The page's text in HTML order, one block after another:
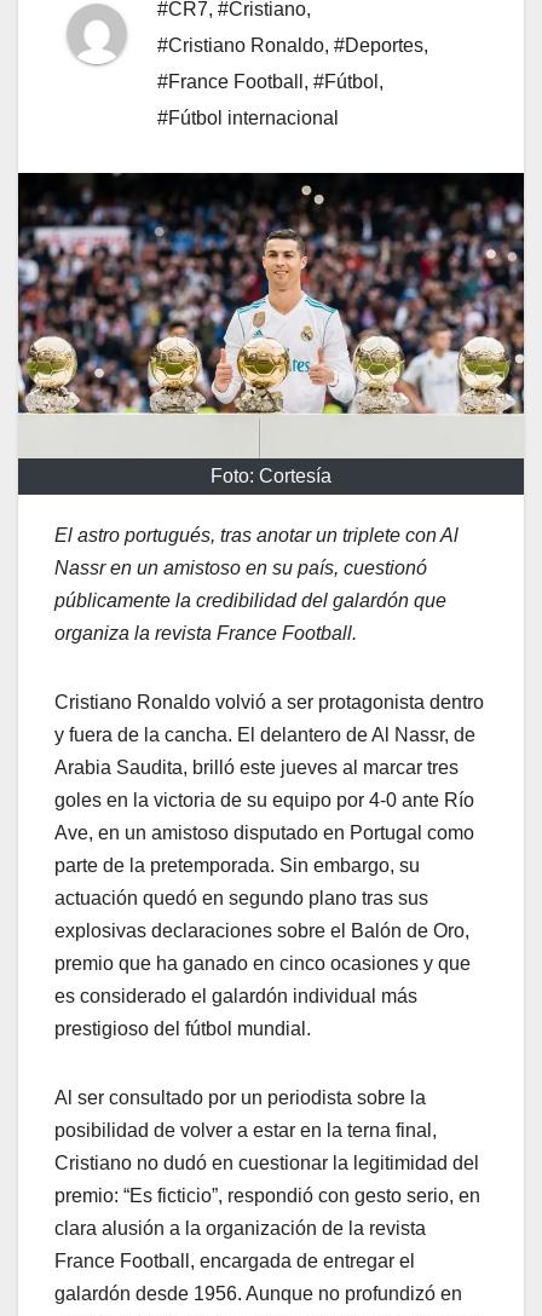
#CR7, #Cristiano,
#Cristiano Ronaldo, #Deportes,
#France Football , #Fútbol ,
#Fútbol internacional
Foto: Cortesía
El astro portugués, tras anotar un triplete con Al
Nassr en un amistoso en su país, cuestionó
públicamente la credibilidad del galardón que
organiza la revista France Football.
Cristiano Ronaldo volvió a ser protagonista dentro
y fuera de la cancha. El delantero de Al Nassr, de
Arabia Saudita, brilló este jueves al marcar tres
goles en la victoria de su equipo por 4-0 ante Río
Ave, en un amistoso disputado en Portugal como
parte de la pretemporada. Sin embargo, su
actuación quedó en segundo plano tras sus
explosivas declaraciones sobre el Balón de Oro,
premio que ha ganado en cinco ocasiones y que
es considerado el galardón individual más
prestigioso del fútbol mundial.
Al ser consultado por un periodista sobre la
posibilidad de volver a estar en la terna final,
Cristiano no dudó en cuestionar la legitimidad del
premio: “Es ficticio”, respondió con gesto serio, en
clara alusión a la organización de la revista
France Football, encargada de entregar el
galardón desde 1956. Aunque no profundizó en